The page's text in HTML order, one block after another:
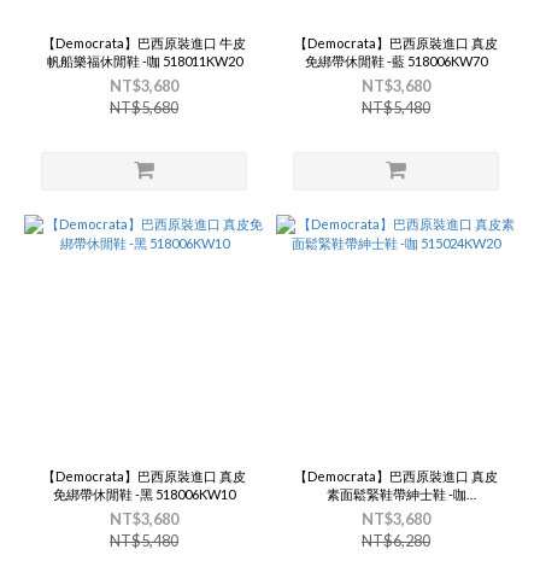
【Democrata】巴西原裝進口 牛皮
帆船樂福休閒鞋 -咖 518011KW20
NT$3,680
NT$5,680
【Democrata】巴西原裝進口 真皮
免綁帶休閒鞋 -藍 518006KW70
NT$3,680
NT$5,480
【Democrata】巴西原裝進口 真皮
免綁帶休閒鞋 -黑 518006KW10
NT$3,680
NT$5,480
【Democrata】巴西原裝進口 真皮
素面鬆緊鞋帶紳士鞋 -咖
515024KW20
NT$3,680
NT$6,280